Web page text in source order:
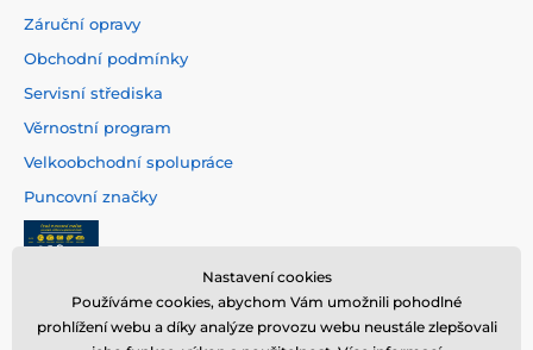
Záruční opravy
Obchodní podmínky
Servisní střediska
Věrnostní program
Velkoobchodní spolupráce
Puncovní značky
Nastavení cookies
Používáme cookies, abychom Vám umožnili pohodlné
prohlížení webu a díky analýze provozu webu neustále zlepšovali